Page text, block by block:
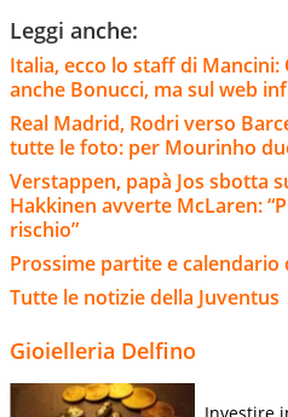
Leggi anche:
Italia, ecco lo staff di
anche Bonucci, ma sul web
Real Madrid, Rodri verso
tutte le foto: per Mourinho
Verstappen, papà Jos sbotta
Hakkinen avverte McLaren:
rischio”
Prossime partite e calendario
Tutte le notizie della Juventus
Gioielleria Delfino